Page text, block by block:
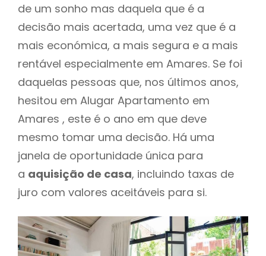
de um sonho mas daquela que é a
decisão mais acertada, uma vez que é a
mais económica, a mais segura e a mais
rentável especialmente em Amares. Se foi
daquelas pessoas que, nos últimos anos,
hesitou em Alugar Apartamento em
Amares , este é o ano em que deve
mesmo tomar uma decisão. Há uma
janela de oportunidade única para
a aquisição de casa, incluindo taxas de
juro com valores aceitáveis para si.